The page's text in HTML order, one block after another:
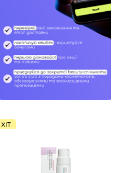
ХІТ